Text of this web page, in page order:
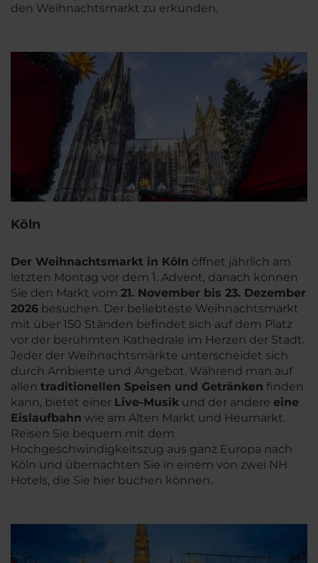
den Weihnachtsmarkt zu erkunden.
Köln
Der Weihnachtsmarkt in Köln öffnet jährlich am
letzten Montag vor dem 1. Advent, danach können
Sie den Markt vom 21. November bis 23. Dezember
2026 besuchen. Der beliebteste Weihnachtsmarkt
mit über 150 Ständen befindet sich auf dem Platz
vor der berühmten Kathedrale im Herzen der Stadt.
Jeder der Weihnachtsmärkte unterscheidet sich
durch Ambiente und Angebot. Während man auf
allen traditionellen Speisen und Getränken finden
kann, bietet einer Live-Musik und der andere eine
Eislaufbahn wie am Alten Markt und Heumarkt.
Reisen Sie bequem mit dem
Hochgeschwindigkeitszug aus ganz Europa nach
Köln und übernachten Sie in einem von zwei NH
Hotels, die Sie hier buchen können.